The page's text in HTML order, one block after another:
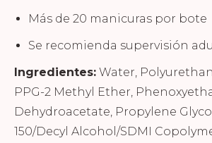
Más de 20 manicuras por bote
Se recomienda supervisión
Ingredientes: Water,
PPG-2 Methyl Ether,
Dehydroacetate, Propylene
150/Decyl Alcohol/SDMI